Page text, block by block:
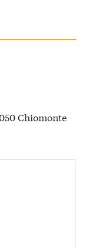
Chiomonte